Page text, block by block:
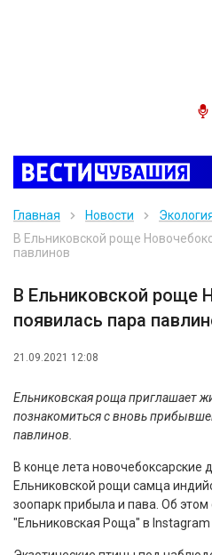
Главная Новости
В Ельниковской роще
павлинов
В Ельниковской роще
появилась пара
21.09.2021 12:08
Ельниковская роща приглашает
познакомиться с вновь
павлинов.
В конце лета новочебоксарские
Ельниковской рощи самца
зоопарк прибыла и пава. Об
"Ельниковская Роща" в Instagram